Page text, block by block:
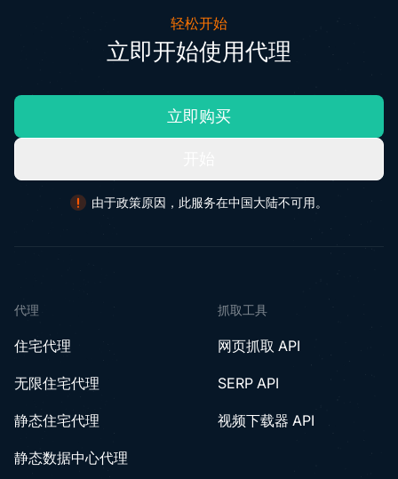
轻松开始
立即开始使用代理
立即购买
由于政策原因，此服务在中国大陆不可用。
代理
住宅代理
无限住宅代理
静态住宅代理
静态数据中心代理
抓取工具
网页抓取 API
SERP API
视频下载器 API